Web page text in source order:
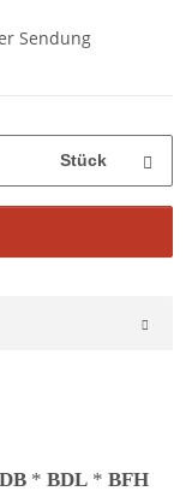
Sendung
Stück
* BDL * BFH